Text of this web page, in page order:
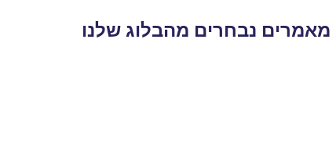
מאמרים נבחרים מהבלוג שלנו